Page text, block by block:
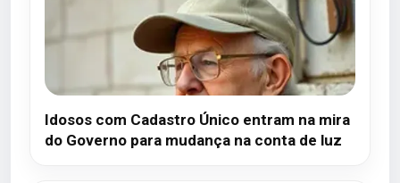
Idosos com Cadastro Único entram na mira
do Governo para mudança na conta de luz